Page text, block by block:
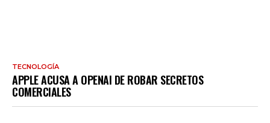
TECNOLOGÍA
APPLE ACUSA A OPENAI DE ROBAR SECRETOS
COMERCIALES